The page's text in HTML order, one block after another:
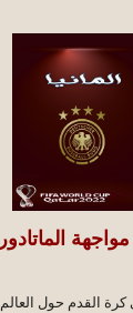
مواجهة الماتادور
القدم حول العالم